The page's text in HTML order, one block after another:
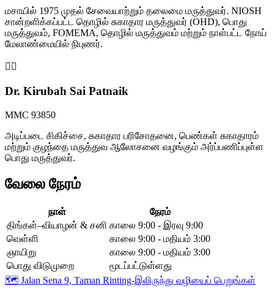
மசாயில் 1975 முதல் சேவையாற்றும் தலைமை மருத்துவர். NIOSH
சான்றளிக்கப்பட்ட தொழில் சுகாதார மருத்துவர் (OHD), பொது
மருத்துவம், FOMEMA, தொழில் மருத்துவம் மற்றும் நாள்பட்ட நோய்
மேலாண்மையில் நிபுணர்.
👩‍⚕️
Dr. Kirubah Sai Patnaik
MMC 93850
அடிப்படை சிகிச்சை, சுகாதார பரிசோதனை, பெண்கள் சுகாதாரம்
மற்றும் குழந்தை மருத்துவ ஆலோசனை வழங்கும் அர்ப்பணிப்புள்ள
பொது மருத்துவர்.
வேலை நேரம்
நாள்
நேரம்
திங்கள்–வியாழன் & சனி காலை 9:00 - இரவு 9:00
வெள்ளி
காலை 9:00 - மதியம் 3:00
ஞாயிறு
காலை 9:00 - மதியம் 3:00
பொது விடுமுறை
மூடப்பட்டுள்ளது
🗺️ Jalan Sena 9, Taman Rinting-இலிருந்து வழியைப் பெறுங்கள்